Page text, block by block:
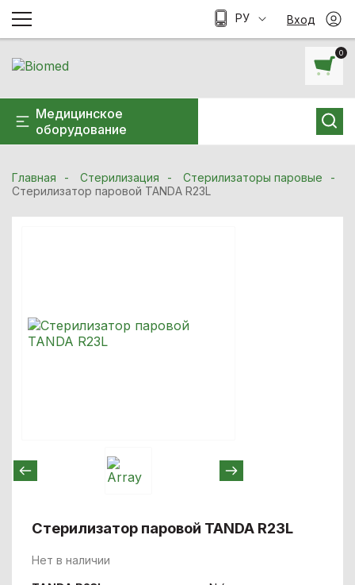
0
Медицинское
оборудование
РУ Вход
Главная Стерилизация
Стерилизаторы паровые
Стерилизатор паровой TANDA R23L
Стерилизатор паровой TANDA R23L
Нет в наличии